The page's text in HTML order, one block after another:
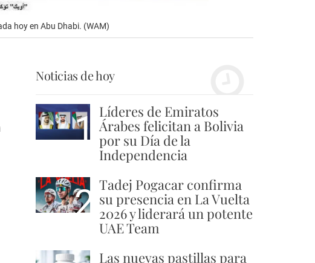
hoy en Abu Dhabi. (WAM)
Noticias de hoy
1 Líderes de Emiratos
Árabes felicitan a Bolivia
por su Día de la
Independencia
2 Tadej Pogacar confirma
su presencia en La Vuelta
2026 y liderará un potente
UAE Team
Las nuevas pastillas para